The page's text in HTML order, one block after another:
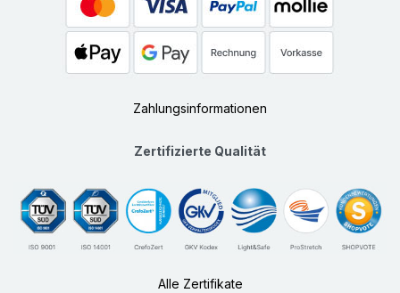
Zahlungsinformationen
Zertifizierte Qualität
Alle Zertifikate